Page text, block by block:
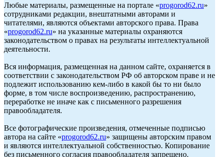
Любые материалы, размещенные на портале «progorod62.ru»
сотрудниками редакции, внештатными авторами и
читателями, являются объектами авторского права. Права
«progorod62.ru» на указанные материалы охраняются
законодательством о правах на результаты интеллектуальной
деятельности.
Вся информация, размещенная на данном сайте, охраняется в
соответствии с законодательством РФ об авторском праве и не
подлежит использованию кем-либо в какой бы то ни было
форме, в том числе воспроизведению, распространению,
переработке не иначе как с письменного разрешения
правообладателя.
Все фотографические произведения, отмеченные подписью
автора на сайте «progorod62.ru» защищены авторским правом
и являются интеллектуальной собственностью. Копирование
без письменного согласия правообладателя запрещено.